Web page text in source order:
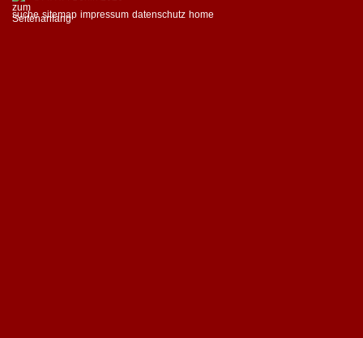
suche sitemap impressum datenschutz home